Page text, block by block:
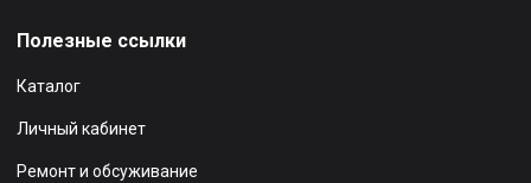
Полезные ссылки
Каталог
Личный кабинет
Ремонт и обсуживание